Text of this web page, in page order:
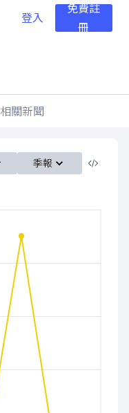
登入
免費註
冊
相關新聞
季報